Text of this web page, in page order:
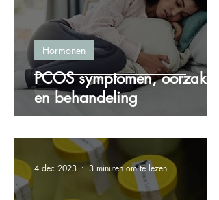
PCOS symptomen, oorzaken
en behandeling
Hormonen
4 dec 2023 3 minuten om te lezen